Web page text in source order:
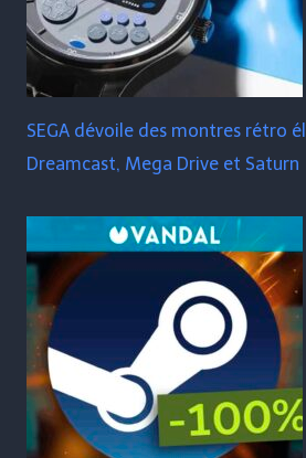
SEGA dévoile des montres rétro
Dreamcast, Mega Drive et Saturn